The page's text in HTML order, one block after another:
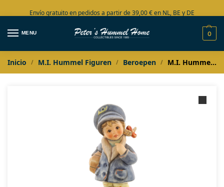
Envío gratuito en pedidos a partir de 39,00 € en NL, BE y DE
Amplia colección en stock
MENU 0
Inicio / M.I. Hummel Figuren / Beroepen / M.I. Hummel Eilbotin / Postbode meisje